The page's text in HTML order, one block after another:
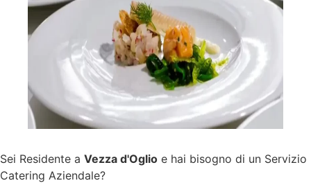
Sei Residente a Vezza d'Oglio e hai bisogno di un Servizio
Catering Aziendale?